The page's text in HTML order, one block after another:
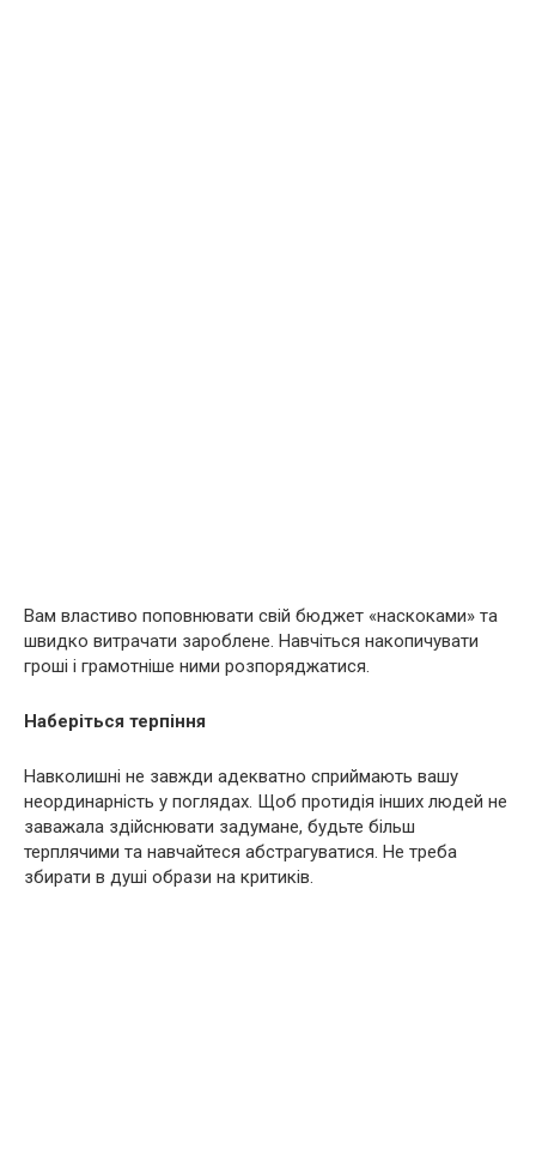
Вам властиво поповнювати свій бюджет «наскоками» та
швидко витрачати зароблене. Навчіться накопичувати
гроші і грамотніше ними розпоряджатися.
Наберіться терпіння
Навколишні не завжди адекватно сприймають вашу
неординарність у поглядах. Щоб протидія інших людей не
заважала здійснювати задумане, будьте більш
терплячими та навчайтеся абстрагуватися. Не треба
збирати в душі образи на критиків.